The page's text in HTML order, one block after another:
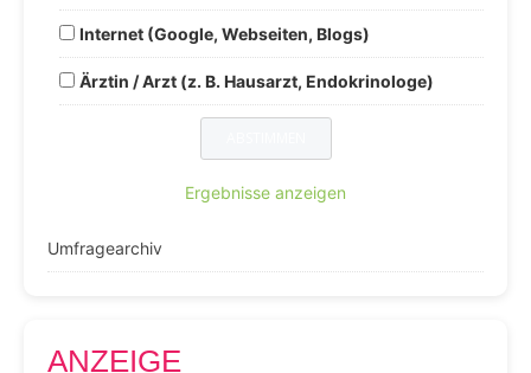
Internet (Google, Webseiten, Blogs)
Ärztin / Arzt (z. B. Hausarzt, Endokrinologe)
Ergebnisse anzeigen
Umfragearchiv
ANZEIGE